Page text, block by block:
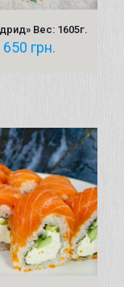
Вес: 1605г.
650 грн.